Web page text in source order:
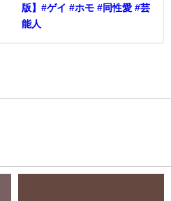
版】#ゲイ #ホモ #同性愛 #芸
能人